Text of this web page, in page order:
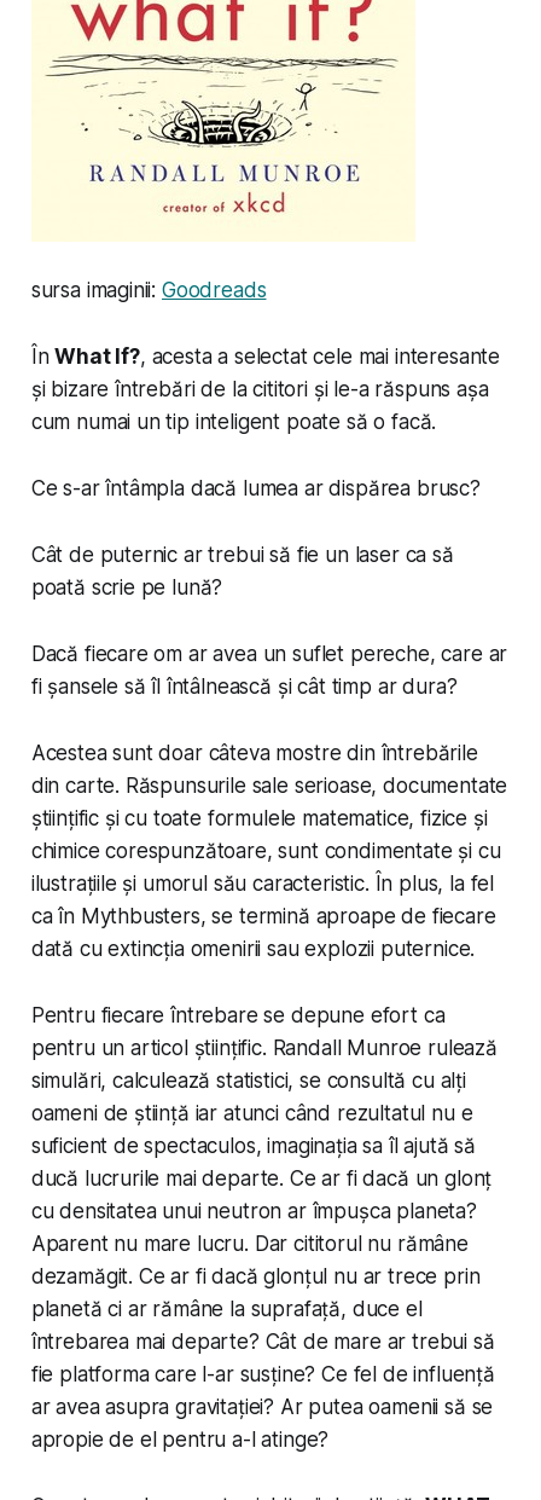
sursa imaginii: Goodreads
ÎnWhat If?, acesta a selectat cele mai interesante
și bizare întrebări de la cititori și le-a răspuns așa
cum numai un tip inteligent poate să o facă.
Ce s-ar întâmpla dacă lumea ar dispărea brusc?
Cât de puternic ar trebui să fie un laser ca să
poată scrie pe lună?
Dacă fiecare om ar avea un suflet pereche, care ar
fi șansele să îl întâlnească și cât timp ar dura?
Acestea sunt doar câteva mostre din întrebările
din carte. Răspunsurile sale serioase, documentate
științific și cu toate formulele matematice, fizice și
chimice corespunzătoare, sunt condimentate și cu
ilustrațiile și umorul său caracteristic. În plus, la fel
ca în Mythbusters, se termină aproape de fiecare
dată cu extincția omenirii sau explozii puternice.
Pentru fiecare întrebare se depune efort ca
pentru un articol științific. Randall Munroe rulează
simulări, calculează statistici, se consultă cu alți
oameni de știință iar atunci când rezultatul nu e
suficient de spectaculos, imaginația sa îl ajută să
ducă lucrurile mai departe. Ce ar fi dacă un glonț
cu densitatea unui neutron ar împușca planeta?
Aparent nu mare lucru. Dar cititorul nu rămâne
dezamăgit. Ce ar fi dacă glonțul nu ar trece prin
planetă ci ar rămâne la suprafață, duce el
întrebarea mai departe? Cât de mare ar trebui să
fie platforma care l-ar susține? Ce fel de influență
ar avea asupra gravitației? Ar putea oamenii să se
apropie de el pentru a-l atinge?